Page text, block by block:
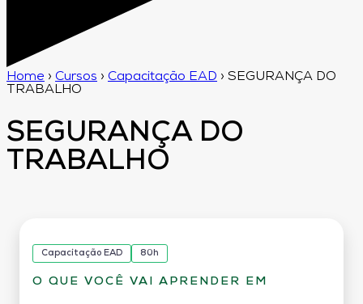
Home › Cursos › Capacitação EAD › SEGURANÇA DO
TRABALHO
SEGURANÇA DO
TRABALHO
Capacitação EAD 80h
O QUE VOCÊ VAI APRENDER EM